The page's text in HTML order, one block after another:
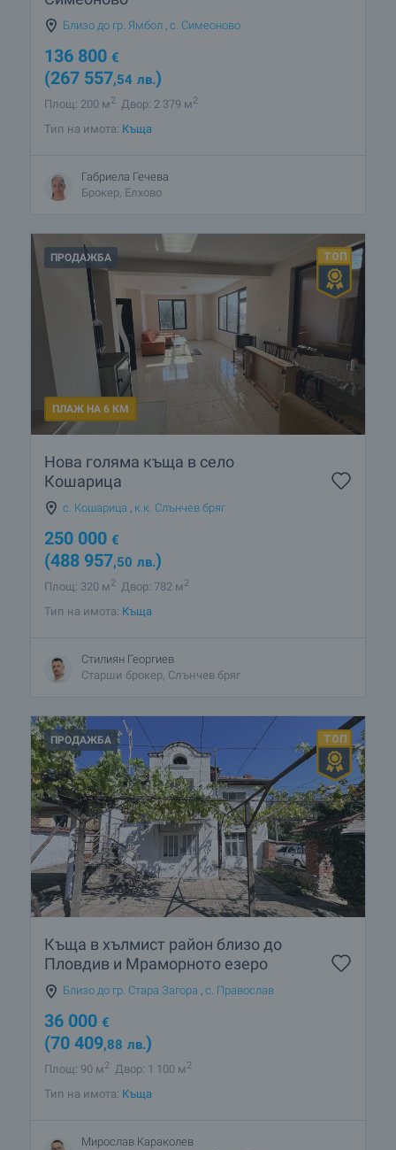
Близо до гр. Ямбол с. Симеоново
136 800 €
(267 557,54 лв.)
Площ: 200 м2 Двор: 2 379 м2
Тип на имота: Къща
Габриела Гечева
Брокер, Елхово
ПРОДАЖБА
ПЛАЖ НА 6 КМ
Нова голяма къща в село
Кошарица
с. Кошарица к.к. Слънчев бряг
250 000 €
(488 957,50 лв.)
Площ: 320 м2 Двор: 782 м2
Тип на имота: Къща
Стилиян Георгиев
Старши брокер, Слънчев бряг
ПРОДАЖБА
Къща в хълмист район близо до
Пловдив и Мраморното езеро
Близо до гр. Стара Загора с. Православ
36 000 €
(70 409,88 лв.)
Площ: 90 м2 Двор: 1 100 м2
Тип на имота: Къща
Мирослав Караколев